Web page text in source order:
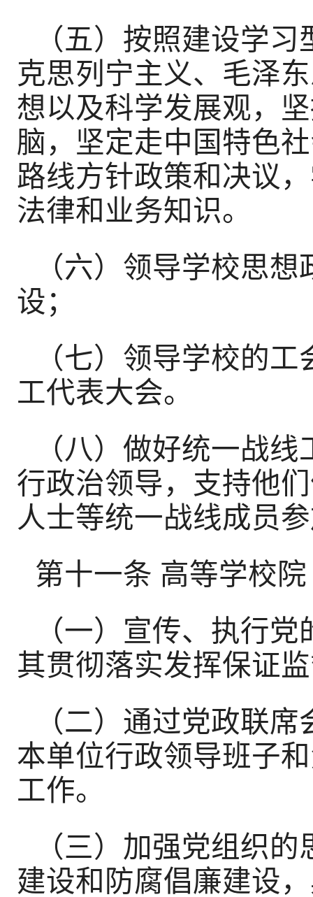
（五）按照建设学
克思列宁主义、毛泽
想以及科学发展观，
脑，坚定走中国特色
路线方针政策和决议
法律和业务知识。
（六）领导学校思
设；
（七）领导学校的
工代表大会。
（八）做好统一战
行政治领导，支持他
人士等统一战线成员
第十一条 高等学校
（一）宣传、执行
其贯彻落实发挥保证
（二）通过党政联
本单位行政领导班子
工作。
（三）加强党组织
建设和防腐倡廉建设